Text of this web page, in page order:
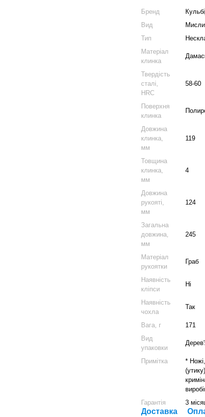
Бренд
Вид
Тип
Матеріал
клинка
Твердість
сталі,
HRC
58-60
Поверхня
клинка
Довжина
клинка,
мм
119
Товщина
клинка,
мм
4
Довжина
рукояті,
мм
124
Загальна
довжина,
мм
245
Матеріал
рукоятки
Граб
Наявність
кліпси
Ні
Наявність
чохла
Так
Вага, г
171
Вид
упаковки
Примітка
*
Гарантія
3
Доставка